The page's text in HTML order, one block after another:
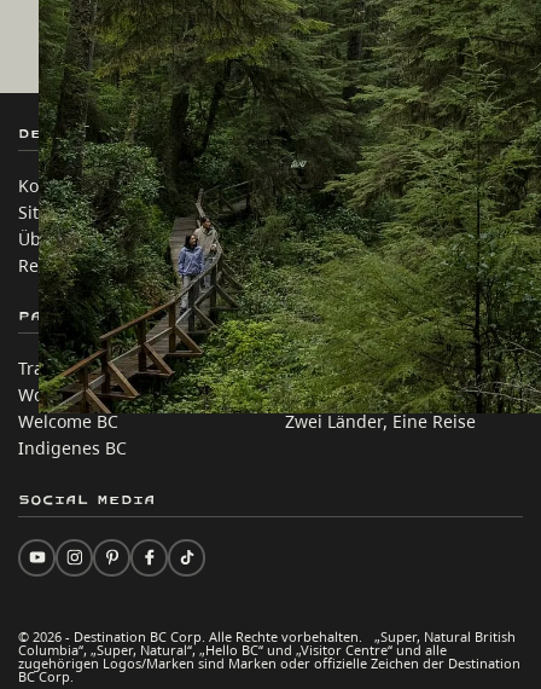
Destination BC
Kontakt
Sitemap
Über uns
Rechtliches & Richtlinien
Unsere Websites
Reisebranche
Medien
Unternehmen
简体中文 – China
Partnerseiten
Trade & Invest BC
Work BC
Welcome BC
Indigenes BC
Auf dieser Website
Reisevorschläge
Praktische Tipps
Zwei Länder, Eine Reise
© 2026 - Destination BC Corp. Alle Rechte vorbehalten. „Super, Natural British
Columbia“, „Super, Natural“, „Hello BC“ und „Visitor Centre“ und alle
zugehörigen Logos/Marken sind Marken oder offizielle Zeichen der Destination
BC Corp.
Social Media